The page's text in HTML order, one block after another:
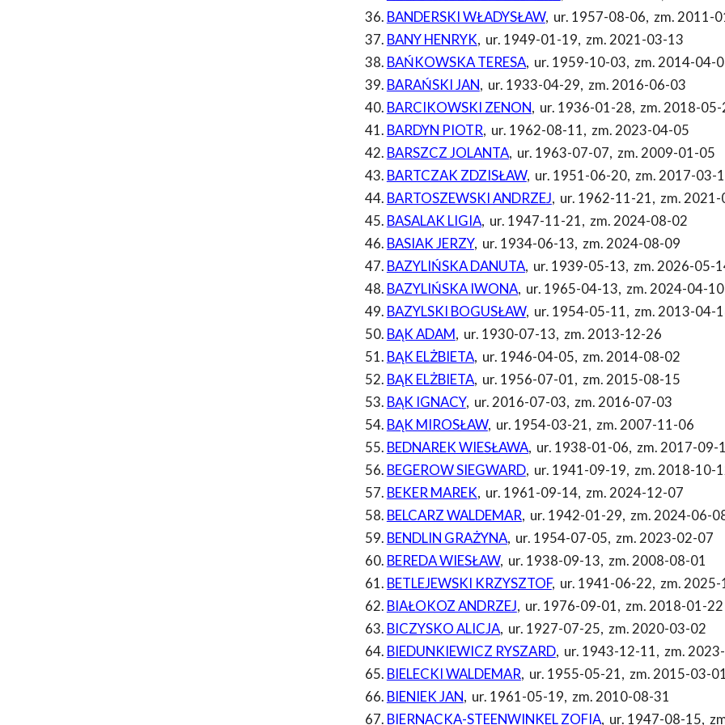
BANDERSKI WŁADYSŁAW, ur. 1957-08-06, zm. 2011-
BANY HENRYK, ur. 1949-01-19, zm. 2021-03-13
BAŃKOWSKA TERESA, ur. 1959-10-03, zm. 2014-04-
BARAŃSKI JAN, ur. 1933-04-29, zm. 2016-06-03
BARCIKOWSKI ZENON, ur. 1936-01-28, zm. 2018-
BARDYN PIOTR, ur. 1962-08-11, zm. 2023-04-05
BARSZCZ JOLANTA, ur. 1963-07-07, zm. 2009-01-05
BARTCZAK ZDZISŁAW, ur. 1951-06-20, zm. 2017-03-
BARTOSZEWSKI ANDRZEJ, ur. 1962-11-21, zm.
BASALAK LIGIA, ur. 1947-11-21, zm. 2024-08-02
BASIAK JERZY, ur. 1934-06-13, zm. 2024-08-09
BAZYLIŃSKA DANUTA, ur. 1939-05-13, zm. 2026-05-
BAZYLIŃSKA IWONA, ur. 1965-04-13, zm. 2024-04-10
BAZYLSKI BOGUSŁAW, ur. 1954-05-11, zm. 2013-04-
BĄK ADAM, ur. 1930-07-13, zm. 2013-12-26
BĄK ELŻBIETA, ur. 1946-04-05, zm. 2014-08-02
BĄK ELŻBIETA, ur. 1956-07-01, zm. 2015-08-15
BĄK IGNACY, ur. 2016-07-03, zm. 2016-07-03
BĄK MIROSŁAW, ur. 1954-03-21, zm. 2007-11-06
BEDNAREK WIESŁAWA, ur. 1938-01-06, zm. 2017-09-
BEGEROW SIEGWARD, ur. 1941-09-19, zm. 2018-10-
BEKER MAREK, ur. 1961-09-14, zm. 2024-12-07
BELCARZ WALDEMAR, ur. 1942-01-29, zm. 2024-06-
BENDLIN GRAŻYNA, ur. 1954-07-05, zm. 2023-02-07
BEREDA WIESŁAW, ur. 1938-09-13, zm. 2008-08-01
BETLEJEWSKI KRZYSZTOF, ur. 1941-06-22, zm.
BIAŁOKOZ ANDRZEJ, ur. 1976-09-01, zm. 2018-01-22
BICZYSKO ALICJA, ur. 1927-07-25, zm. 2020-03-02
BIEDUNKIEWICZ RYSZARD, ur. 1943-12-11, zm.
BIELECKI WALDEMAR, ur. 1955-05-21, zm. 2015-03-01
BIENIEK JAN, ur. 1961-05-19, zm. 2010-08-31
BIERNACKA-STEENWINKEL ZOFIA, ur. 1947-08-15,